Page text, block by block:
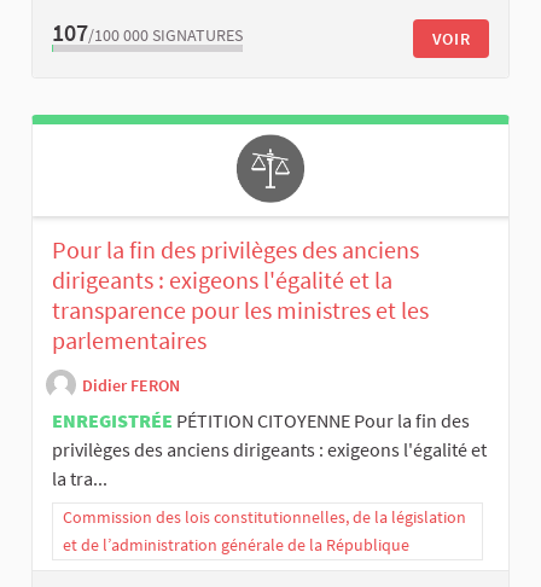
107/100 000 SIGNATURES VOIR
Pour la fin des privilèges des anciens
dirigeants : exigeons l'égalité et la
transparence pour les ministres et les
parlementaires
Didier FERON
ENREGISTRÉE PÉTITION CITOYENNE Pour la fin des
privilèges des anciens dirigeants : exigeons l'égalité et
la tra...
Commission des lois constitutionnelles, de la législation
et de l’administration générale de la République